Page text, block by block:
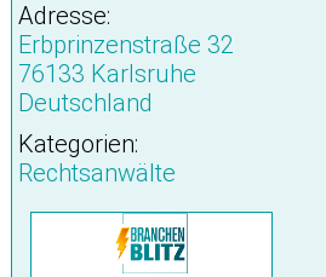
Adresse:
Erbprinzenstraße 32
76133 Karlsruhe
Deutschland
Kategorien:
Rechtsanwälte